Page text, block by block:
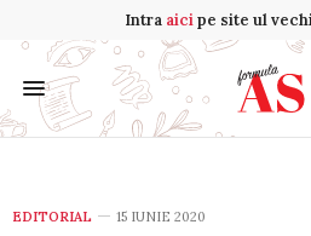
Intra aicipe site ul
EDITORIAL 15 IUNIE 2020